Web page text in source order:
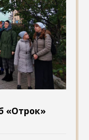
«Отрок»